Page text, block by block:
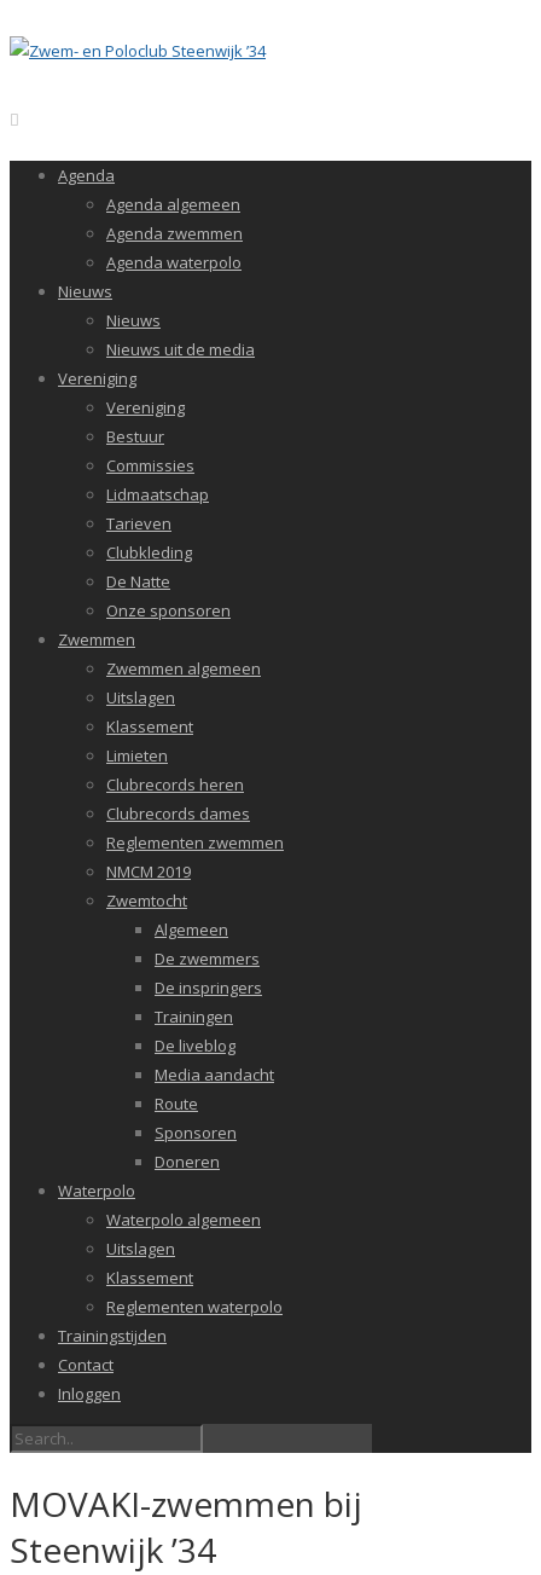
Agenda
Agenda algemeen
Agenda zwemmen
Agenda waterpolo
Nieuws
Nieuws
Nieuws uit de media
Vereniging
Vereniging
Bestuur
Commissies
Lidmaatschap
Tarieven
Clubkleding
De Natte
Onze sponsoren
Zwemmen
Zwemmen algemeen
Uitslagen
Klassement
Limieten
Clubrecords heren
Clubrecords dames
Reglementen zwemmen
NMCM 2019
Zwemtocht
Algemeen
De zwemmers
De inspringers
Trainingen
De liveblog
Media aandacht
Route
Sponsoren
Doneren
Waterpolo
Waterpolo algemeen
Uitslagen
Klassement
Reglementen waterpolo
Trainingstijden
Contact
Inloggen
MOVAKI-zwemmen bij
Steenwijk ’34